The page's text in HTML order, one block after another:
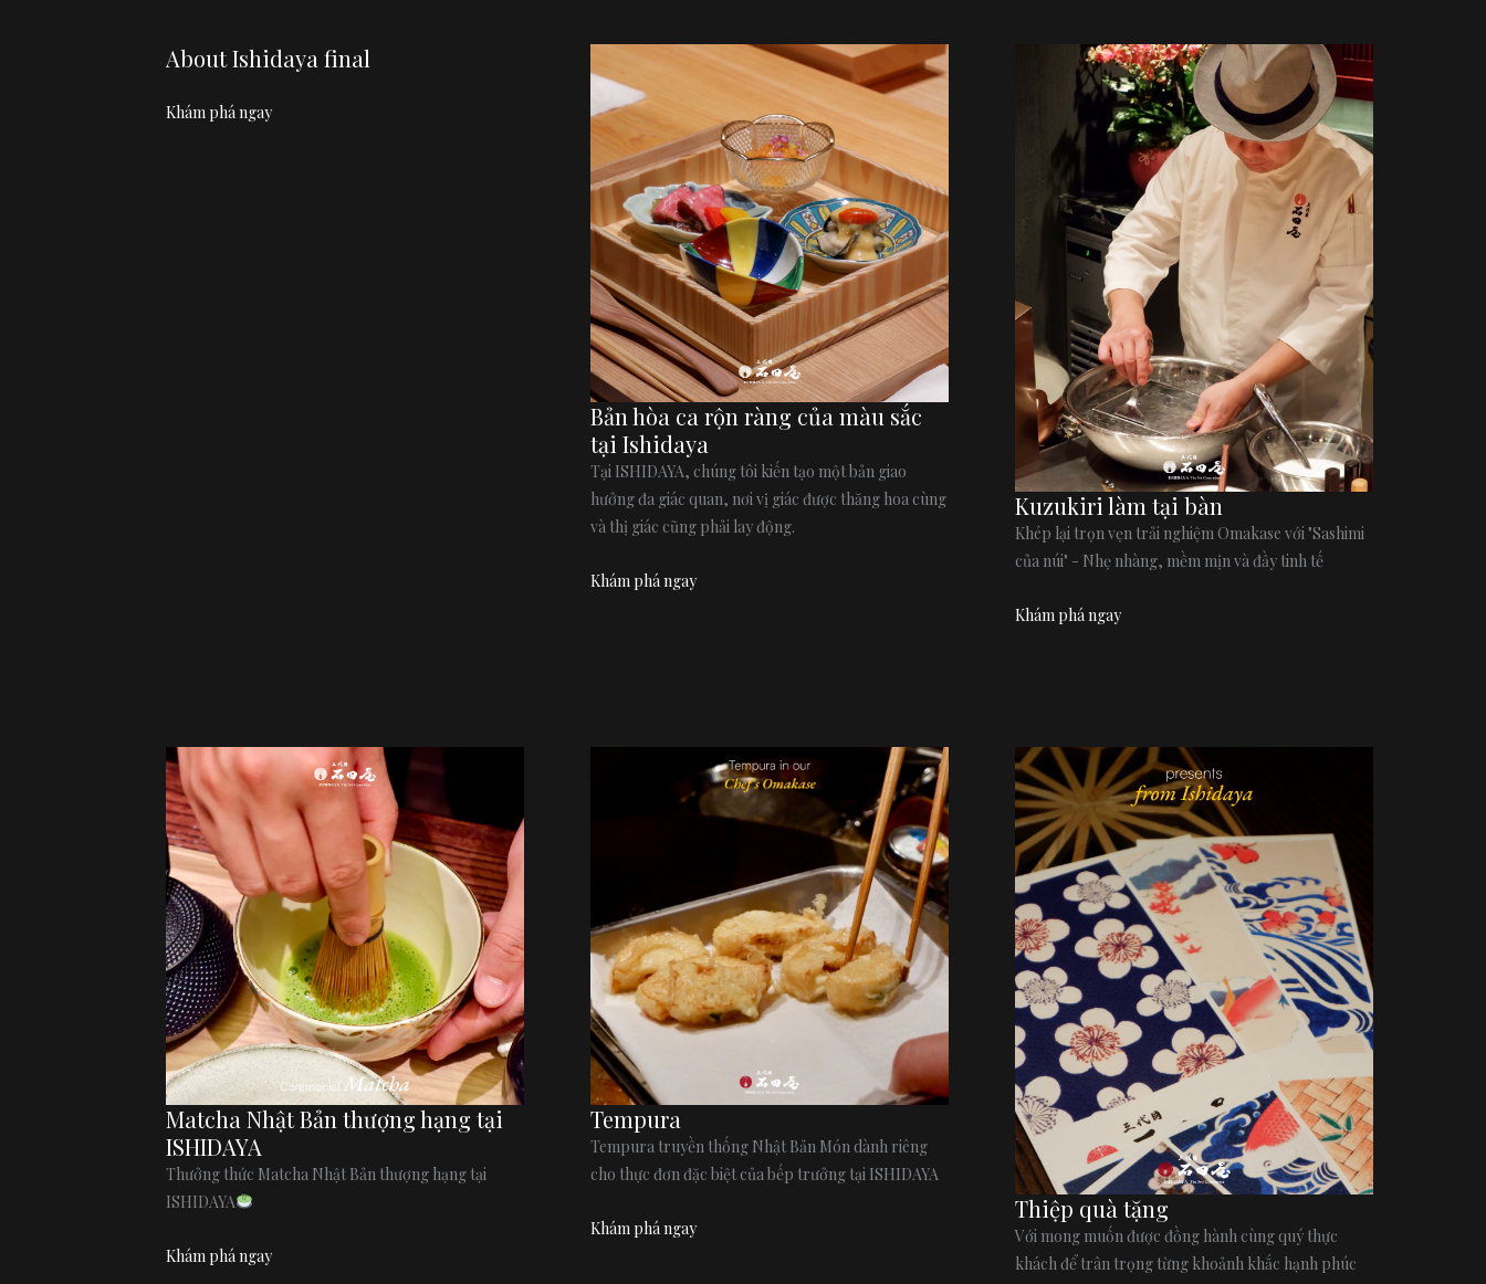
About Ishidaya final
Khám phá ngay
Bản hòa ca rộn ràng của màu sắc
tại Ishidaya
Tại ISHIDAYA, chúng tôi kiến tạo một bản giao
hưởng đa giác quan, nơi vị giác được thăng hoa cùng
và thị giác cũng phải lay động.
Khám phá ngay
Kuzukiri làm tại bàn
Khép lại trọn vẹn trải nghiệm Omakase với "Sashimi
của núi" - Nhẹ nhàng, mềm mịn và đầy tinh tế
Khám phá ngay
Matcha Nhật Bản thượng hạng tại
ISHIDAYA
Thưởng thức Matcha Nhật Bản thượng hạng tại
ISHIDAYA
Khám phá ngay
Tempura
Tempura truyền thống Nhật Bản Món dành riêng
cho thực đơn đặc biệt của bếp trưởng tại ISHIDAYA
Khám phá ngay
Thiệp quà tặng
Với mong muốn được đồng hành cùng quý thực
khách để trân trọng từng khoảnh khắc hạnh phúc